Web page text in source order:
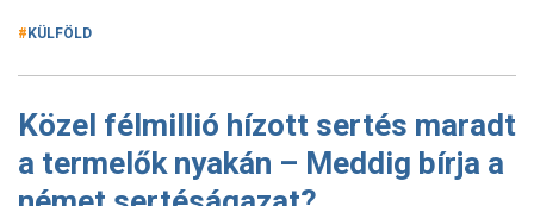
KÜLFÖLD
Közel félmillió hízott sertés maradt
a termelők nyakán – Meddig bírja a